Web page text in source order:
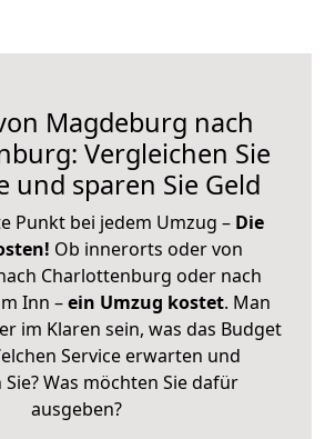
Magdeburg nach
Vergleichen Sie
und sparen Sie Geld
Punkt bei jedem Umzug – Die
Ob innerorts oder von
Charlottenburg oder nach
Inn –ein Umzug kostet. Man
im Klaren sein, was das Budget
Service erwarten und
Was möchten Sie dafür
ausgeben?